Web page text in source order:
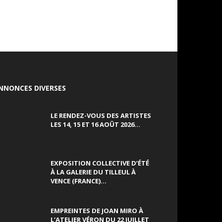
DIVERSES
LE RENDEZ-VOUS DES ARTISTES
LES 14, 15 ET 16 AOÛT 2026...
EXPOSITION COLLECTIVE D’ÉTÉ
À LA GALERIE DU TILLEUL À
VENCE (FRANCE)...
EMPREINTES DE JOAN MIRO À
L’ATELIER VÉRON DU 22 JUILLET